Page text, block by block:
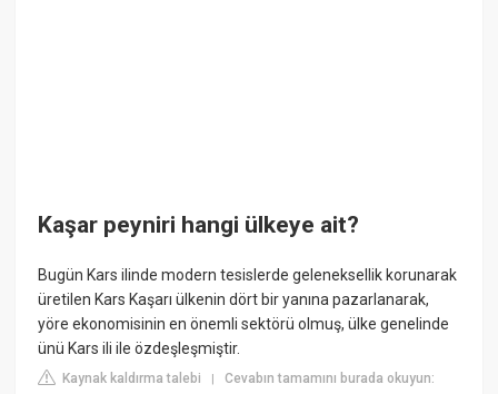
Kaşar peyniri hangi ülkeye ait?
Bugün Kars ilinde modern tesislerde geleneksellik korunarak
üretilen Kars Kaşarı ülkenin dört bir yanına pazarlanarak,
yöre ekonomisinin en önemli sektörü olmuş, ülke genelinde
ünü Kars ili ile özdeşleşmiştir.
Kaynak kaldırma talebi |Cevabın tamamını burada okuyun: